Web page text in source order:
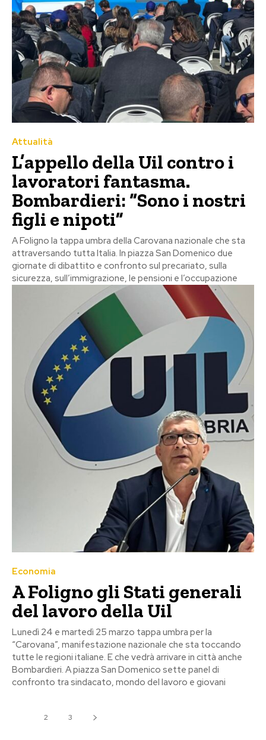
Attualità
L’appello della Uil contro i
lavoratori fantasma.
Bombardieri: “Sono i nostri
figli e nipoti”
A Foligno la tappa umbra della Carovana nazionale che sta
attraversando tutta Italia. In piazza San Domenico due
giornate di dibattito e confronto sul precariato, sulla
sicurezza, sull’immigrazione, le pensioni e l’occupazione
Economia
A Foligno gli Stati generali
del lavoro della Uil
Lunedì 24 e martedì 25 marzo tappa umbra per la
“Carovana”, manifestazione nazionale che sta toccando
tutte le regioni italiane. E che vedrà arrivare in città anche
Bombardieri. A piazza San Domenico sette panel di
confronto tra sindacato, mondo del lavoro e giovani
2 3